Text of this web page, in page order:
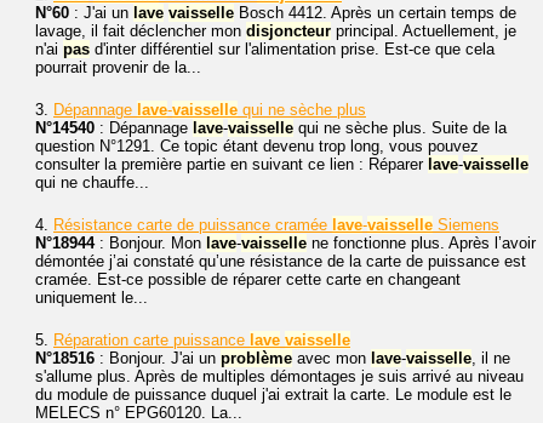
N°60 : J'ai un lave vaisselle Bosch 4412. Après un certain temps de
lavage, il fait déclencher mon disjoncteur principal. Actuellement, je
n'ai pas d'inter différentiel sur l'alimentation prise. Est-ce que cela
pourrait provenir de la...
3. Dépannage lave-vaisselle qui ne sèche plus
N°14540 : Dépannage lave-vaisselle qui ne sèche plus. Suite de la
question N°1291. Ce topic étant devenu trop long, vous pouvez
consulter la première partie en suivant ce lien : Réparer lave-vaisselle
qui ne chauffe...
4. Résistance carte de puissance cramée lave-vaisselle Siemens
N°18944: Bonjour. Mon lave-vaisselle ne fonctionne plus. Après l’avoir
démontée j’ai constaté qu’une résistance de la carte de puissance est
cramée. Est-ce possible de réparer cette carte en changeant
uniquement le...
5. Réparation carte puissance lave vaisselle
N°18516 : Bonjour. J'ai un problème avec mon lave-vaisselle, il ne
s'allume plus. Après de multiples démontages je suis arrivé au niveau
du module de puissance duquel j'ai extrait la carte. Le module est le
MELECS n° EPG60120. La...